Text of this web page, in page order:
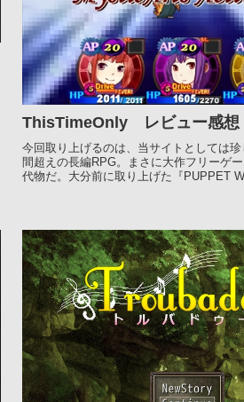
ThisTimeOnly レビュー感想
今回取り上げるのは、当サイトとしては
間超えの長編RPG。まさに大作フリーゲ
代物だ。大分前に取り上げた『PUPPET